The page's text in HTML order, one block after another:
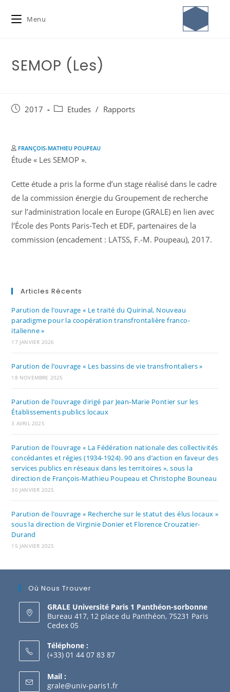
Menu
SEMOP (Les)
2017 Etudes / Rapports
FRANÇOIS-MATHIEU POUPEAU
Étude « Les SEMOP ».
Cette étude a pris la forme d’un stage réalisé dans le cadre
de la commission énergie du Groupement de recherche
sur l’administration locale en Europe (GRALE) en lien avec
l’École des Ponts Paris-Tech et EDF, partenaires de la
commission (encadement : LATSS, F.-M. Poupeau), 2017.
Articles Récents
Parution de l’ouvrage « Le traité du Quirinal, Nouveau
paradigme pour la coopération transfrontalière franco-
italienne »
17 JANVIER 2026
Parution de l’ouvrage « Les bassins de vie transfrontaliers »
18 NOVEMBRE 2025
Parution de l’ouvrage dirigé par Jean-Marie Pontier sur les
Établissements publics locaux
3 AVRIL 2025
Parution de l’ouvrage « La Fédération nationale des collectivités
concédantes et régies (1934-1924). 90 ans d’action en faveur des
services publics en réseaux dans les territoires », sous la
direction de François-Mathieu Poupeau et Christophe Bouneau
30 JANVIER 2025
Parution de l’ouvrage « Recherche sur le statut des élus locaux »
sous la direction de Virginie Donier et Florence Crouzatier-
Durand
15 JANVIER 2025
Où Nous Trouver
GRALE Université Paris 1 Panthéon-sorbonne
Bureau 417, 12 place du Panthéon, 75231 Paris
Cedex 05
Téléphone :
(+33) 01 44 07 83 87
Mail :
grale@univ-paris1.fr